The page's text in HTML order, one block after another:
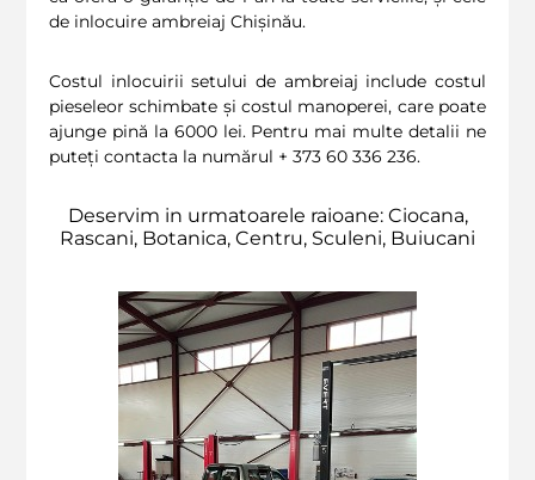
de inlocuire ambreiaj Chișinău.
Costul inlocuirii setului de ambreiaj include costul
pieseleor schimbate și costul manoperei, care poate
ajunge pină la 6000 lei. Pentru mai multe detalii ne
puteți contacta la numărul + 373 60 336 236.
Deservim in urmatoarele raioane: Ciocana,
Rascani, Botanica, Centru, Sculeni, Buiucani